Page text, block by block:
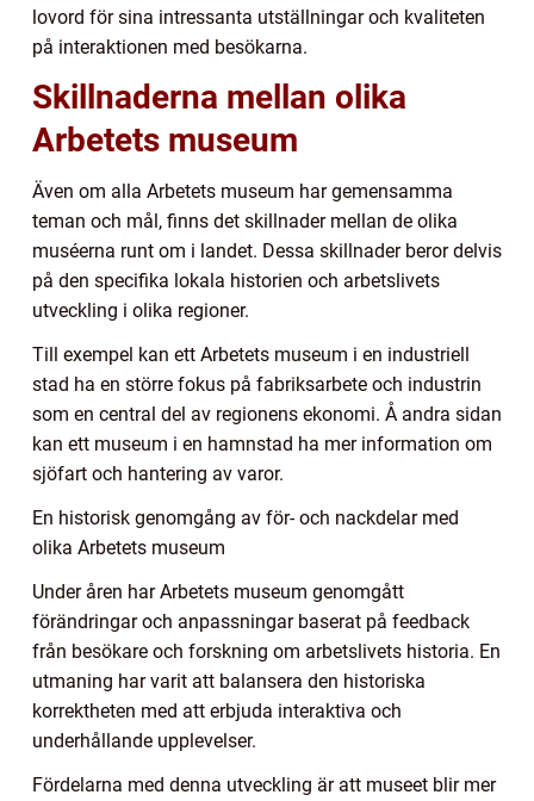
lovord för sina intressanta utställningar och kvaliteten
på interaktionen med besökarna.
Skillnaderna mellan olika
Arbetets museum
Även om alla Arbetets museum har gemensamma
teman och mål, finns det skillnader mellan de olika
muséerna runt om i landet. Dessa skillnader beror delvis
på den specifika lokala historien och arbetslivets
utveckling i olika regioner.
Till exempel kan ett Arbetets museum i en industriell
stad ha en större fokus på fabriksarbete och industrin
som en central del av regionens ekonomi. Å andra sidan
kan ett museum i en hamnstad ha mer information om
sjöfart och hantering av varor.
En historisk genomgång av för- och nackdelar med
olika Arbetets museum
Under åren har Arbetets museum genomgått
förändringar och anpassningar baserat på feedback
från besökare och forskning om arbetslivets historia. En
utmaning har varit att balansera den historiska
korrektheten med att erbjuda interaktiva och
underhållande upplevelser.
Fördelarna med denna utveckling är att museet blir mer